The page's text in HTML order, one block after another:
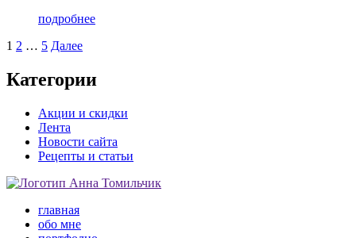
подробнее
Навигация
по
записям
1 2 … 5 Далее
Категории
Акции и скидки
Лента
Новости сайта
Рецепты и статьи
главная
обо мне